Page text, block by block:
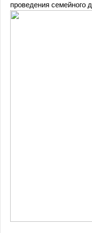
проведения семейного